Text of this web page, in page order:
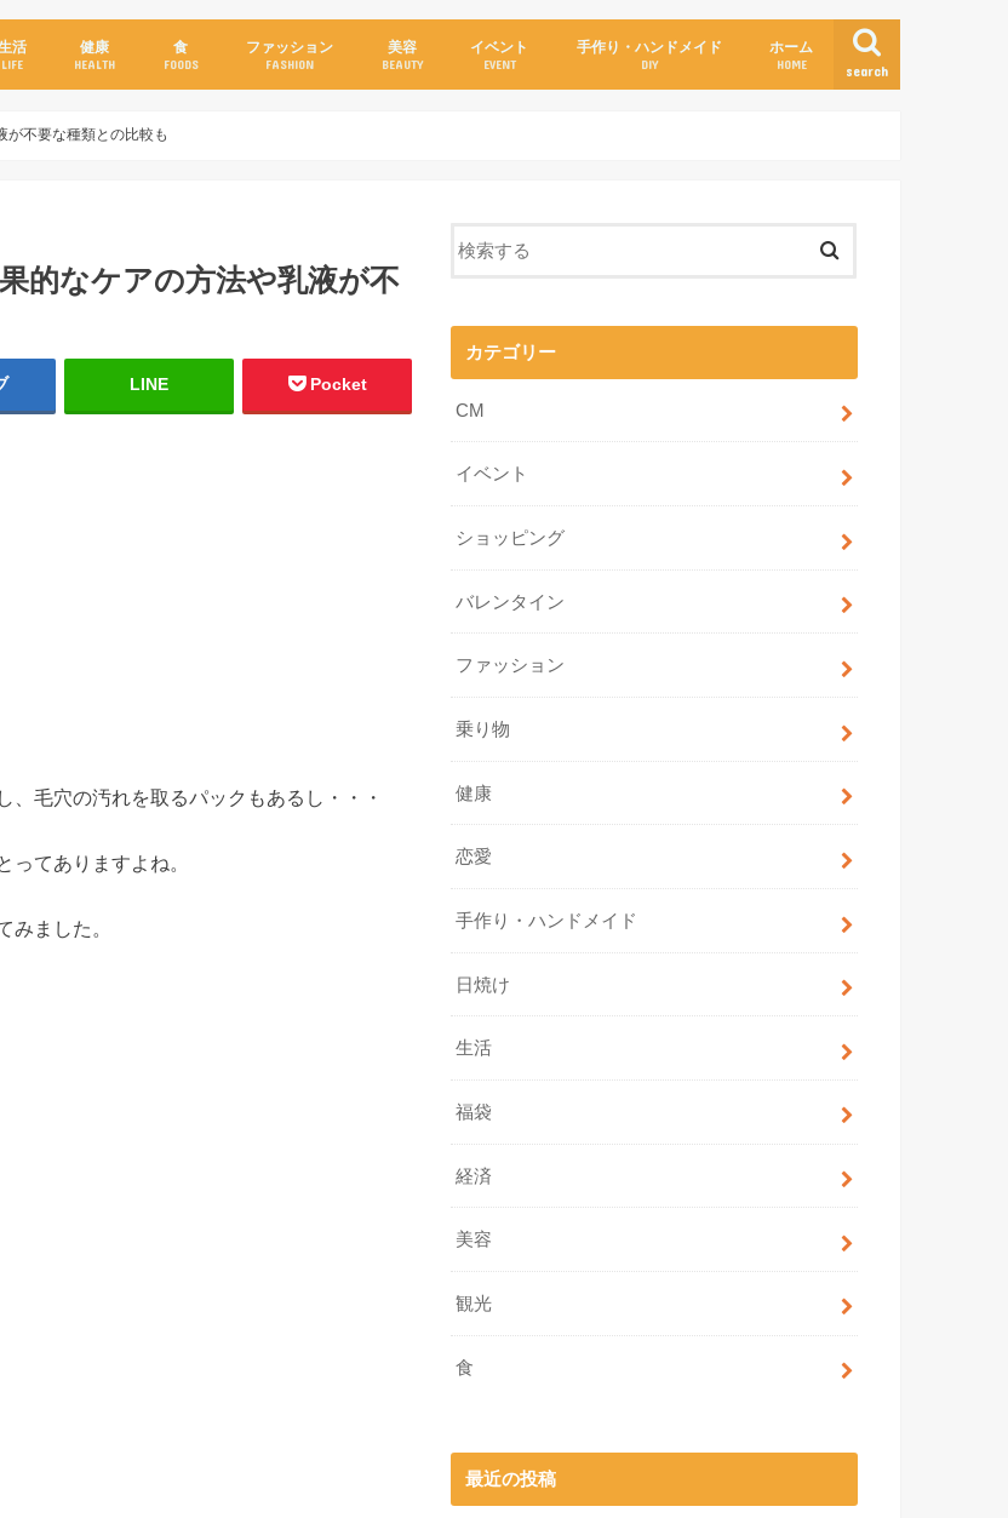
search
活
LIFE
健康
HEALTH
食
FOODS
ファッション
FASHION
美容
BEAUTY
イベント
EVENT
手作り・ハンドメイド
DIY
ホーム
HOME
が不要な種類との比較も
的なケアの方法や乳液が不
LINE Pocket
毛穴の汚れを取るパックもあるし・・・
ってありますよね。
みました。
カテゴリー
CM
イベント
ショッピング
バレンタイン
ファッション
乗り物
健康
恋愛
手作り・ハンドメイド
日焼け
生活
福袋
経済
美容
観光
食
最近の投稿